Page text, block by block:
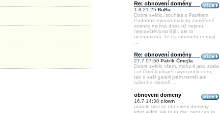
Re: obnovení domény
1.8 21:25 BuBu
Dobré světlo, souhlas s Patrikem.
Podobné monotematicky zaměřené
stránky možná dnes už nejsou
nejnavštěvovanější, ale to
neznamená, že na internetu nemají
Re: obnovení domény
27.7 07:50 Patrik Čmejla
Dobré světlo všem, mohu-li jako zcela
cizí člověk přispět svým pohledem,
tak o vaší galerii jsem neměl ani
tušení a vlastně ...
obnoveni domeny
16.7 14:38 clown
pratele blizi se obnoveni domeny -
kdyz vidim, jak to tu zije, neni cas to